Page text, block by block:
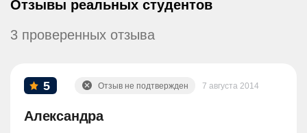
Отзывы реальных студентов
3 проверенных отзыва
5
Александра
7 августа 2014
Отзыв не подтвержден